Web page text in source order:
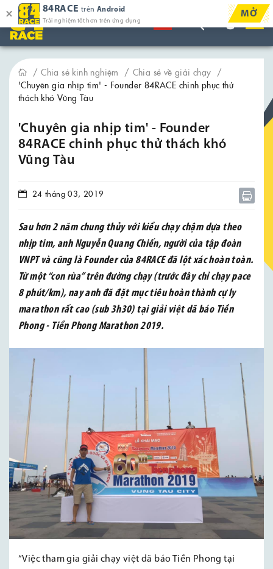
Chia sẻ kinh nghiệm
Chia sẻ về giải chạy
'Chuyên gia nhịp tim' - Founder 84RACE chinh phục thử
thách khó Vũng Tàu
'Chuyên gia nhịp tim' - Founder
84RACE chinh phục thử thách khó
Vũng Tàu
24 tháng 03, 2019
Sau hơn 2 năm chung thủy với kiểu chạy chậm dựa theo
nhịp tim, anh Nguyễn Quang Chiến, người của tập đoàn
VNPT và cũng là Founder của 84RACE đã lột xác hoàn toàn.
Từ một “con rùa” trên đường chạy (trước đây chỉ chạy pace
8 phút/km), nay anh đã đặt mục tiêu hoàn thành cự ly
marathon rất cao (sub 3h30) tại giải việt dã báo Tiền
Phong - Tiền Phong Marathon 2019.
“Việc tham gia giải chạy việt dã báo Tiền Phong tại
84RACE trên Android
Trải nghiệm tốt hơn trên ứng dụng
MỞ